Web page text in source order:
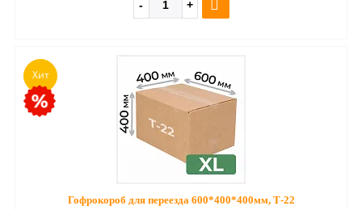
Хит
Гофрокороб для переезда 600*400*400мм, Т-22